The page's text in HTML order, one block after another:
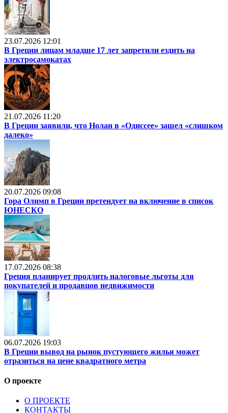
23.07.2026 12:01
В Греции лицам младше 17 лет запретили ездить на
электросамокатах
21.07.2026 11:20
В Греции заявили, что Нолан в «Одиссее» зашел «слишком
далеко»
20.07.2026 09:08
Гора Олимп в Греции претендует на включение в список
ЮНЕСКО
17.07.2026 08:38
Греция планирует продлить налоговые льготы для
покупателей и продавцов недвижимости
06.07.2026 19:03
В Греции вывод на рынок пустующего жилья может
отразиться на цене квадратного метра
О проекте
О ПРОЕКТЕ
КОНТАКТЫ